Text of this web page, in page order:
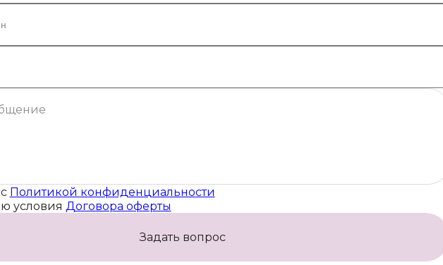
Политикой конфиденциальности
условия Договора оферты
Задать вопрос